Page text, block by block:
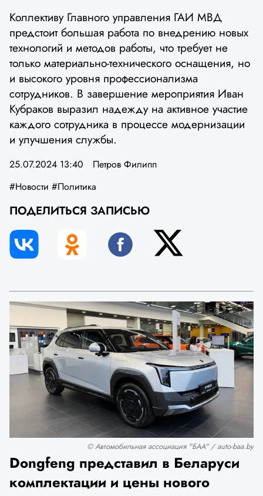
Коллективу Главного управления ГАИ МВД
предстоит большая работа по внедрению новых
технологий и методов работы, что требует не
только материально-технического оснащения, но
и высокого уровня профессионализма
сотрудников. В завершение мероприятия Иван
Кубраков выразил надежду на активное участие
каждого сотрудника в процессе модернизации
и улучшения службы.
25.07.2024 13:40
Петров Филипп
#Новости #Политика
ПОДЕЛИТЬСЯ ЗАПИСЬЮ
© Автомобильная ассоциация "БАА" / auto-baa.by
Dongfeng представил в Беларуси
комплектации и цены нового